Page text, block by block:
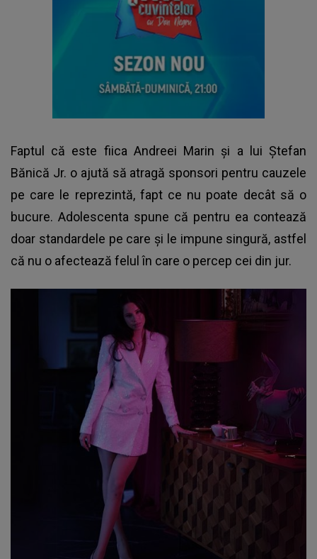
Faptul că este fiica Andreei Marin și a lui Ștefan
Bănică Jr. o ajută să atragă sponsori pentru cauzele
pe care le reprezintă, fapt ce nu poate decât să o
bucure. Adolescenta spune că pentru ea contează
doar standardele pe care și le impune singură, astfel
că nu o afectează felul în care o percep cei din jur.